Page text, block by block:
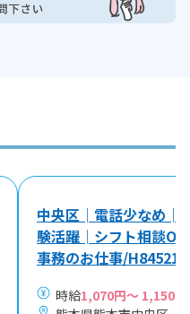
中央区│電話少なめ│
験活躍│シフト相談
事務のお仕事/H84521
時給1,070円～ 1,150円